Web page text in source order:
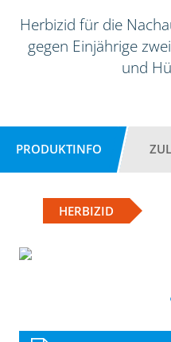
Herbizid für die
gegen Einjährige
und
PRODUKTINFO
HERBIZID